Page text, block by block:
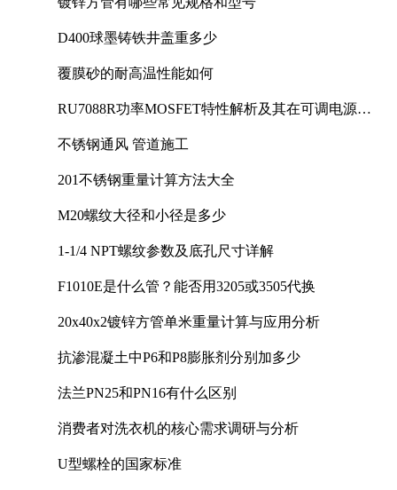
D400球墨铸铁井盖重多少
覆膜砂的耐高温性能如何
RU7088R功率MOSFET特性解析及其在可调电源设
不锈钢通风 管道施工
201不锈钢重量计算方法大全
M20螺纹大径和小径是多少
1-1/4 NPT螺纹参数及底孔尺寸详解
F1010E是什么管？能否用3205或3505代换
20x40x2镀锌方管单米重量计算与应用分析
抗渗混凝土中P6和P8膨胀剂分别加多少
法兰PN25和PN16有什么区别
消费者对洗衣机的核心需求调研与分析
U型螺栓的国家标准